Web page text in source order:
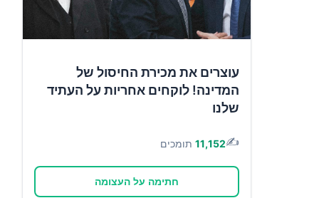
עוצרים את מכירת החיסול של
המדינה! לוקחים אחריות על העתיד
שלנו
✍️
11,152 תומכים
חתימה על העצומה